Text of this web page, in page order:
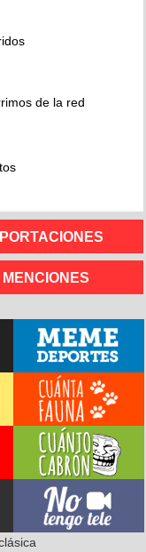
de la red
MENCIONES